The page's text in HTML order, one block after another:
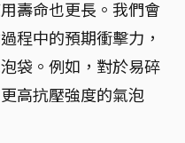
壽命也更長。我們會
程中的預期衝擊力，
袋。例如，對於易碎
高抗壓強度的氣泡